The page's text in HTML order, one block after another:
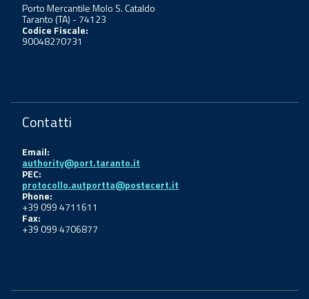
Porto Mercantile Molo S. Cataldo
Taranto (TA) - 74123
Codice Fiscale:
90048270731
Contatti
Email:
authority@port.taranto.it
PEC:
protocollo.autportta@postecert.it
Phone:
+39 099 4711611
Fax:
+39 099 4706877